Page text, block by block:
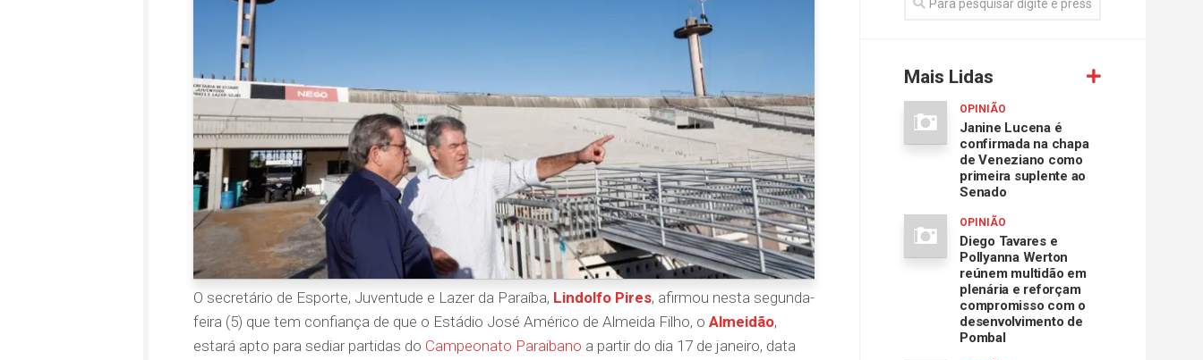
O secretário de Esporte, Juventude e Lazer da Paraíba, Lindolfo Pires, afirmou nesta segunda-
feira (5) que tem confiança de que o Estádio José Américo de Almeida Filho, o Almeidão,
estará apto para sediar partidas do Campeonato Paraibano a partir do dia 17 de janeiro, data
Mais Lidas
OPINIÃO
Janine Lucena é
confirmada na chapa
de Veneziano como
primeira suplente ao
Senado
OPINIÃO
Diego Tavares e
Pollyanna Werton
reúnem multidão em
plenária e reforçam
compromisso com o
desenvolvimento de
Pombal